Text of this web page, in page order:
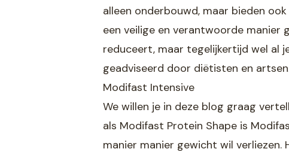
alleen onderbouwd, maar bieden
een veilige en verantwoorde manier
reduceert, maar tegelijkertijd wel al
geadviseerd door diëtisten en
Modifast Intensive
We willen je in deze blog graag
als Modifast Protein Shape is
manier manier gewicht wil